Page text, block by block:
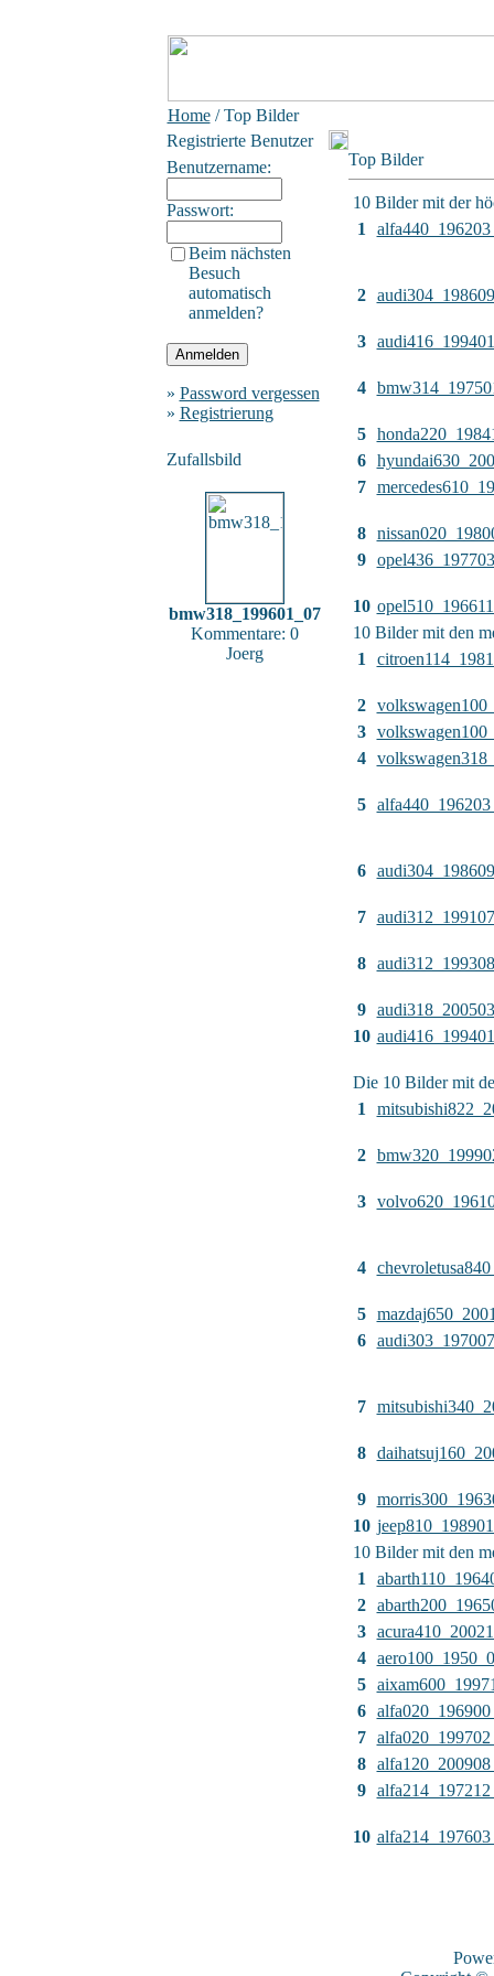
Home/ Top Bilder
Registrierte Benutzer
Benutzername:
Passwort:
Beim nächsten
Besuch
automatisch
anmelden?
» Password vergessen
» Registrierung
Zufallsbild
bmw318_199601_07
Kommentare: 0
Joerg
Top Bilder
10 Bilder mit der
1
2
3
4
5
6
7
8
9
10
10 Bilder mit den
1
2
3
4
5
6
7
8
9
10
Die 10 Bilder mit
1
2
3
4
5
6
audi303_197007
7
8
9
10
10 Bilder mit den
1
2
3
4
5
6
7
8
9
10